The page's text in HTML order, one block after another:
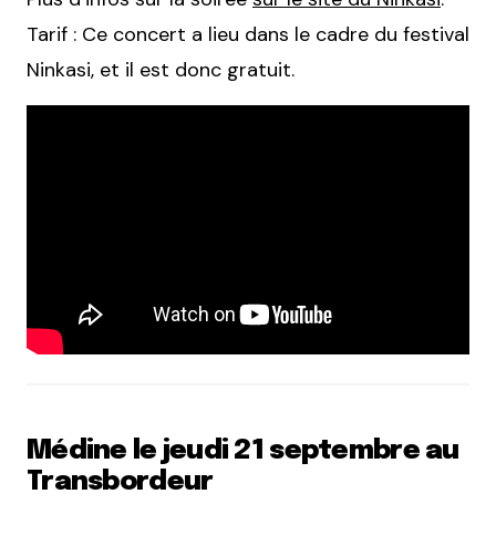
Tarif : Ce concert a lieu dans le cadre du festival
Ninkasi, et il est donc gratuit.
Médine le jeudi 21 septembre au
Transbordeur